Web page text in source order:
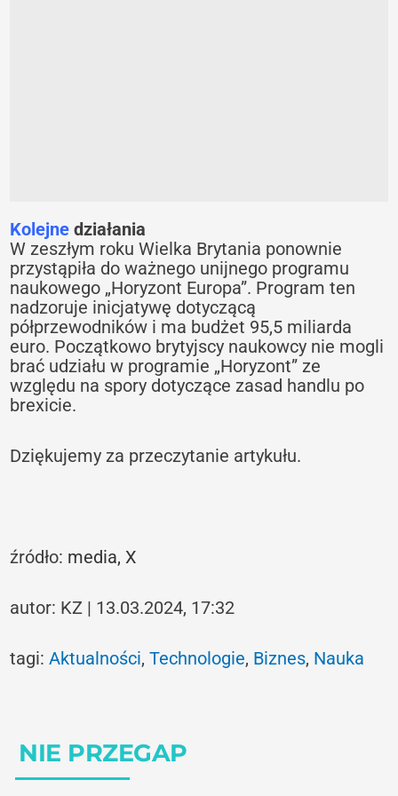
Kolejne działania
W zeszłym roku Wielka Brytania ponownie
przystąpiła do ważnego unijnego programu
naukowego „Horyzont Europa”. Program ten
nadzoruje inicjatywę dotyczącą
półprzewodników i ma budżet 95,5 miliarda
euro. Początkowo brytyjscy naukowcy nie mogli
brać udziału w programie „Horyzont” ze
względu na spory dotyczące zasad handlu po
brexicie.
Dziękujemy za przeczytanie artykułu.
źródło: media,X
autor: KZ | 13.03.2024, 17:32
tagi:Aktualności,Technologie, Biznes, Nauka
NIE PRZEGAP